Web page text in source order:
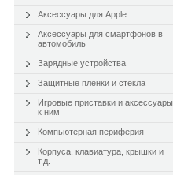
Аксессуары для Apple
Аксессуары для смартфонов в
автомобиль
Зарядные устройства
Защитные пленки и стекла
Игровые приставки и аксессуары
к ним
Компьютерная периферия
Корпуса, клавиатура, крышки и
т.д.